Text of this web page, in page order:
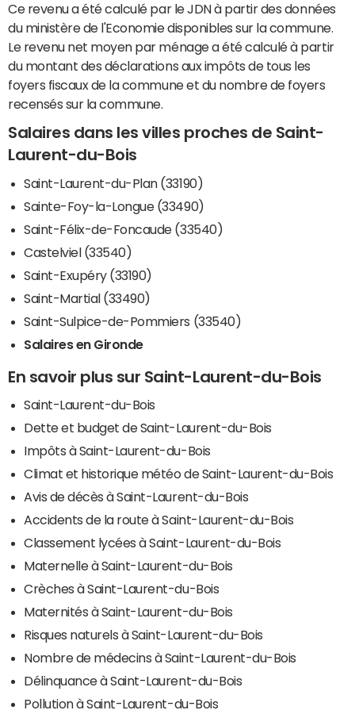
Ce revenu a été calculé par le JDN à partir des données
du ministère de l'Economie disponibles sur la commune.
Le revenu net moyen par ménage a été calculé à partir
du montant des déclarations aux impôts de tous les
foyers fiscaux de la commune et du nombre de foyers
recensés sur la commune.
Salaires dans les villes proches de Saint-
Laurent-du-Bois
Saint-Laurent-du-Plan (33190)
Sainte-Foy-la-Longue (33490)
Saint-Félix-de-Foncaude (33540)
Castelviel (33540)
Saint-Exupéry (33190)
Saint-Martial (33490)
Saint-Sulpice-de-Pommiers (33540)
Salaires en Gironde
En savoir plus sur Saint-Laurent-du-Bois
Saint-Laurent-du-Bois
Dette et budget de Saint-Laurent-du-Bois
Impôts à Saint-Laurent-du-Bois
Climat et historique météo de Saint-Laurent-du-Bois
Avis de décès à Saint-Laurent-du-Bois
Accidents de la route à Saint-Laurent-du-Bois
Classement lycées à Saint-Laurent-du-Bois
Maternelle à Saint-Laurent-du-Bois
Crèches à Saint-Laurent-du-Bois
Maternités à Saint-Laurent-du-Bois
Risques naturels à Saint-Laurent-du-Bois
Nombre de médecins à Saint-Laurent-du-Bois
Délinquance à Saint-Laurent-du-Bois
Pollution à Saint-Laurent-du-Bois